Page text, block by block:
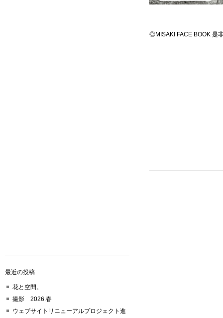
◎MISAKI FACE BOOK 是
最近の投稿
花と空間。
撮影 2026.春
ウェブサイトリニューアルプロジェクト進